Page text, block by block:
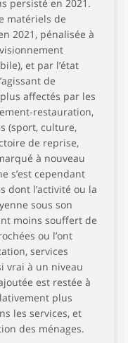
persisté en 2021.
matériels de
2021, pénalisée à
et par l’état
de
affectés par les
restauration,
(sport, culture,
de reprise,
à nouveau
s’est cependant
dont l’activité ou la
sous son
moins souffert de
ou l’ont
services
vrai à un niveau
est restée à
plus
les services, et
des ménages.